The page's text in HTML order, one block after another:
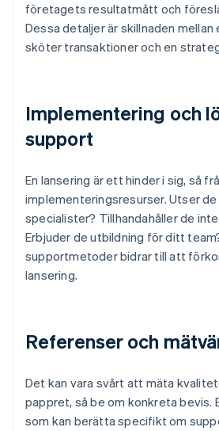
företagets resultatmått och
Dessa detaljer är skillnaden mellan
sköter transaktioner och en
Implementering och
support
En lansering är ett hinder i sig, så
implementeringsresurser. Utser
specialister? Tillhandahåller de
Erbjuder de utbildning för ditt
supportmetoder bidrar till att
lansering.
Referenser och
Det kan vara svårt att mäta
pappret, så be om konkreta bevis.
som kan berätta specifikt om